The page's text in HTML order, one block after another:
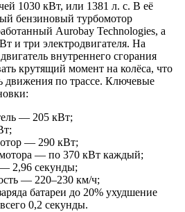
1030 кВт, или 1381 л. с. В её
бензиновый турбомотор
Aurobay Technologies, а
и три электродвигателя. На
внутреннего сгорания
крутящий момент на колёса, что
по трассе. Ключевые
— 205 кВт;
— 290 кВт;
— по 370 кВт каждый;
2,96 секунды;
— 220–230 км/ч;
батареи до 20% ухудшение
0,2 секунды.